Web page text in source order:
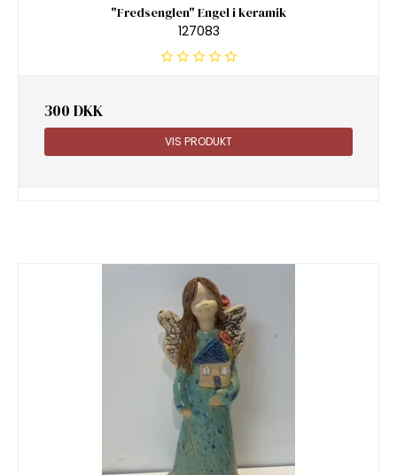
"Fredsenglen" Engel i keramik
127083
300 DKK
VIS PRODUKT